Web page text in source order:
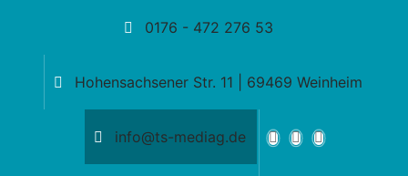
0176 - 472 276 53
Hohensachsener Str. 11 | 69469 Weinheim
info@ts-mediag.de